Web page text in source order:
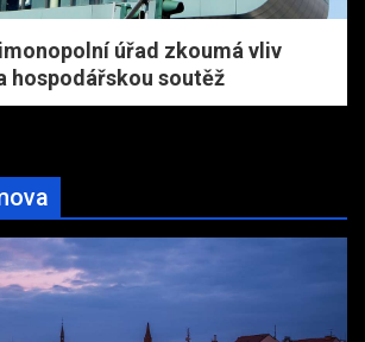
úřad zkoumá vliv
hospodářskou soutěž